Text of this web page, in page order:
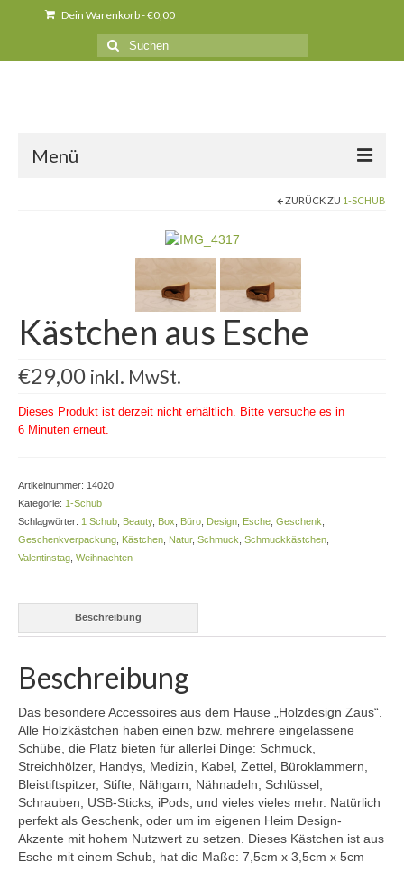
Dein Warenkorb-€0,00
Suche
nach:
Menü
Presse
Kontakt
ZURÜCK ZU 1-SCHUB
Kästchen aus Esche
€29,00 inkl. MwSt.
Dieses Produkt ist derzeit nicht erhältlich. Bitte versuche es in
6 Minuten erneut.
Artikelnummer: 14020
Kategorie: 1-Schub
Schlagwörter: 1 Schub Beauty, Box Büro Design Esche Geschenk
Geschenkverpackung Kästchen Natur, Schmuck Schmuckkästchen
Valentinstag Weihnachten
Beschreibung
Beschreibung
Das besondere Accessoires aus dem Hause „Holzdesign Zaus“.
Alle Holzkästchen haben einen bzw. mehrere eingelassene
Schübe, die Platz bieten für allerlei Dinge: Schmuck,
Streichhölzer, Handys, Medizin, Kabel, Zettel, Büroklammern,
Bleistiftspitzer, Stifte, Nähgarn, Nähnadeln, Schlüssel,
Schrauben, USB-Sticks, iPods, und vieles vieles mehr. Natürlich
perfekt als Geschenk, oder um im eigenen Heim Design-
Akzente mit hohem Nutzwert zu setzen. Dieses Kästchen ist aus
Esche mit einem Schub, hat die Maße: 7,5cm x 3,5cm x 5cm